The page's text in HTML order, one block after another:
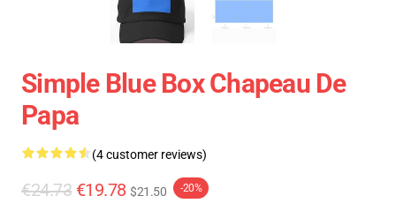
Simple Blue Box Chapeau De
Papa
(4 customer reviews)
€24.73 €19.78 $21.50 -20%